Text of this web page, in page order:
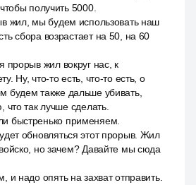
получить 5000.
жил, мы будем использовать наш
сбора возрастает на 50, на 60
прорыв жил вокруг нас, к
Ну, что-то есть, что-то есть, о
будем также дальше убивать,
что так лучше сделать.
быстренько применяем.
обновляться этот прорыв. Жил
но зачем? Давайте мы сюда
и надо опять на захват отправить.